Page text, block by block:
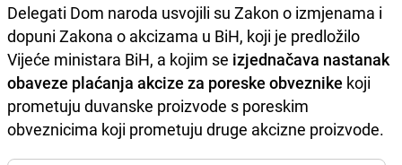
Delegati Dom naroda usvojili su Zakon o izmjenama i
dopuni Zakona o akcizama u BiH, koji je predložilo
Vijeće ministara BiH, a kojim se izjednačava nastanak
obaveze plaćanja akcize za poreske obveznike koji
prometuju duvanske proizvode s poreskim
obveznicima koji prometuju druge akcizne proizvode.